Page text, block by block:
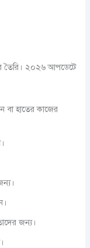
তৈরি। ২০২৬ আপডেটে
বা হাতের কাজের
জন্য।